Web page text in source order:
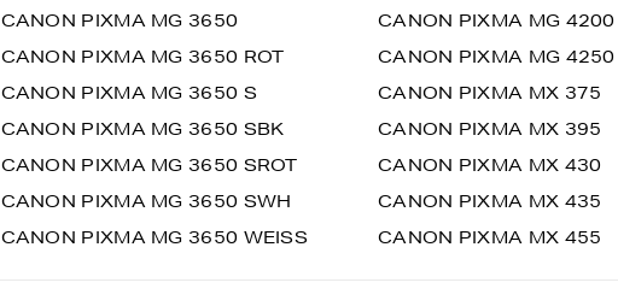
CANON PIXMA MG 3650
CANON PIXMA MG 3650 ROT
CANON PIXMA MG 3650 S
CANON PIXMA MG 3650 SBK
CANON PIXMA MG 3650 SROT
CANON PIXMA MG 3650 SWH
CANON PIXMA MG 3650 WEISS
CANON PIXMA MG 4200
CANON PIXMA MG 4250
CANON PIXMA MX 375
CANON PIXMA MX 395
CANON PIXMA MX 430
CANON PIXMA MX 435
CANON PIXMA MX 455